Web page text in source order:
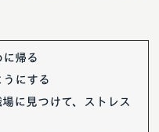
帰る
にする
に見つけて、ストレス